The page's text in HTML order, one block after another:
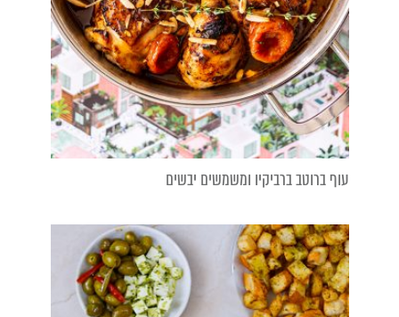
עוף ברוטב ברביקיו ומשמשים יבשים